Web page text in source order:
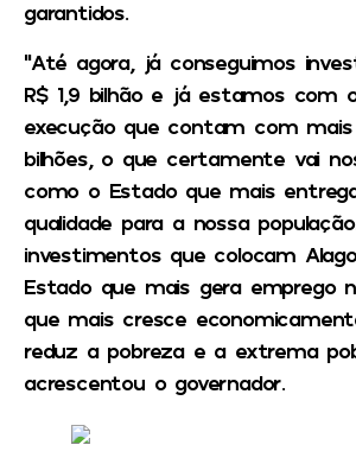
garantidos.
“Até agora, já conseguimos
R$ 1,9 bilhão e já estamos com
execução que contam com
bilhões, o que certamente vai
como o Estado que mais
qualidade para a nossa
investimentos que colocam
Estado que mais gera emprego
que mais cresce
reduz a pobreza e a extrema
acrescentou o governador.